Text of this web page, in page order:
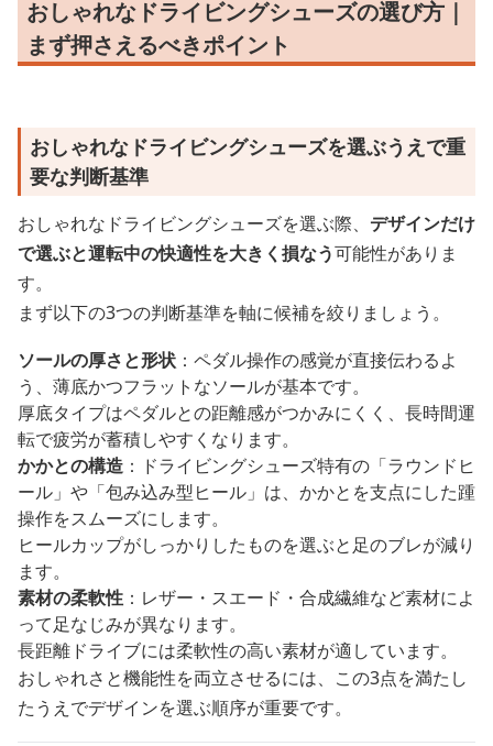
おしゃれなドライビングシューズの選び方｜
まず押さえるべきポイント
おしゃれなドライビングシューズを選ぶうえで重
要な判断基準
おしゃれなドライビングシューズを選ぶ際、 デザインだけ
で選ぶと運転中の快適性を大きく損なう可能性がありま
す。
まず以下の3つの判断基準を軸に候補を絞りましょう。
ソールの厚さと形状 ：ペダル操作の感覚が直接伝わるよ
う、薄底かつフラットなソールが基本です。
厚底タイプはペダルとの距離感がつかみにくく、長時間運
転で疲労が蓄積しやすくなります。
かかとの構造 ：ドライビングシューズ特有の「ラウンドヒ
ール」や「包み込み型ヒール」は、かかとを支点にした踵
操作をスムーズにします。
ヒールカップがしっかりしたものを選ぶと足のブレが減り
ます。
素材の柔軟性 ：レザー・スエード・合成繊維など素材によ
って足なじみが異なります。
長距離ドライブには柔軟性の高い素材が適しています。
おしゃれさと機能性を両立させるには、この3点を満たし
たうえでデザインを選ぶ順序が重要です。